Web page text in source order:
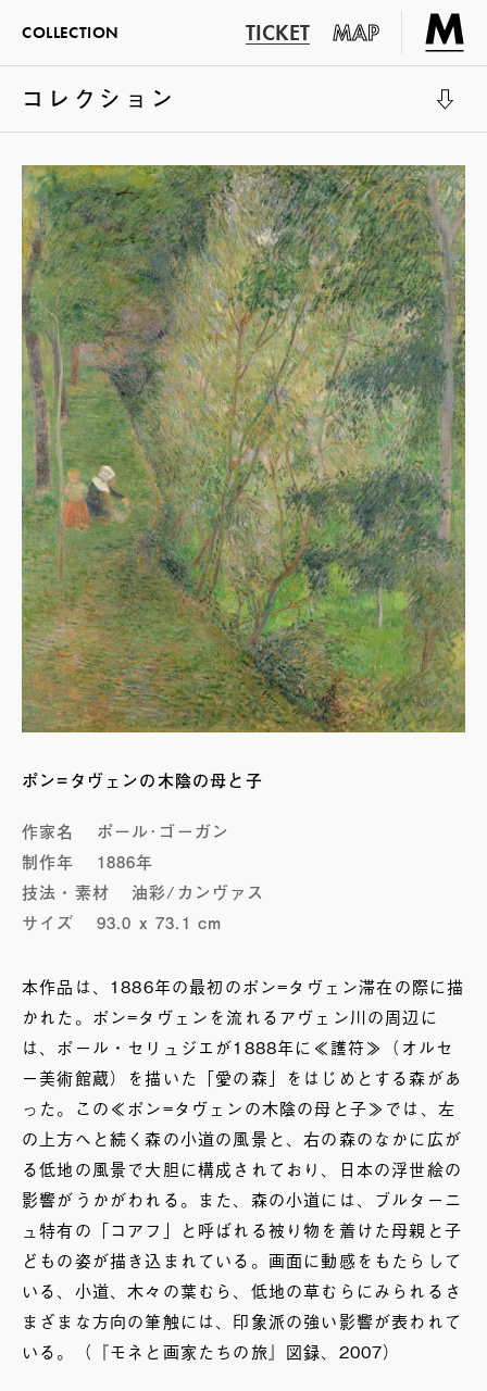
COLLECTION TICKET MAP
コレクション
展示室1
ポン=タヴェンの木陰の母と子
作家名
ポール･ゴーガン
制作年
1886年
技法・素材
油彩/カンヴァス
サイズ
93.0 x 73.1 cm
本作品は、1886年の最初のポン=タヴェン滞在の際に描
かれた。ポン=タヴェンを流れるアヴェン川の周辺に
は、ポール・セリュジエが1888年に≪護符≫（オルセ
ー美術館蔵）を描いた「愛の森」をはじめとする森があ
った。この≪ポン=タヴェンの木陰の母と子≫では、左
の上方へと続く森の小道の風景と、右の森のなかに広が
る低地の風景で大胆に構成されており、日本の浮世絵の
影響がうかがわれる。また、森の小道には、ブルターニ
ュ特有の「コアフ」と呼ばれる被り物を着けた母親と子
どもの姿が描き込まれている。画面に動感をもたらして
いる、小道、木々の葉むら、低地の草むらにみられるさ
まざまな方向の筆触には、印象派の強い影響が表われて
いる。（『モネと画家たちの旅』図録、2007）